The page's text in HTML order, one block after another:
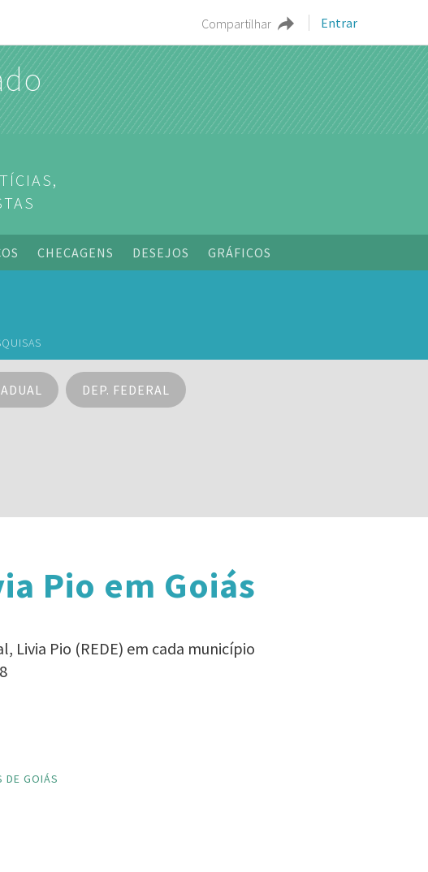
Compartilhar Entrar
CHECAGENS DESEJOS GRÁFICOS
DEP. FEDERAL
Pio em Goiás
Livia Pio (REDE) em cada município
DE GOIÁS